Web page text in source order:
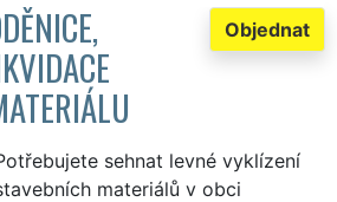
Objednat
sehnat levné vyklízení
materiálů v obci